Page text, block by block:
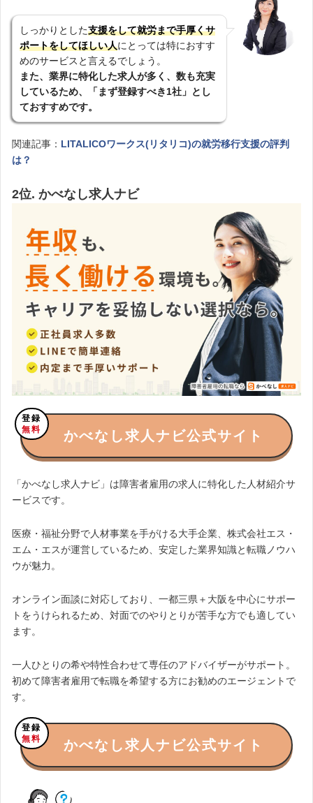
しっかりとした支援をして就労まで手厚くサ
ポートをしてほしい人にとっては特におすす
めのサービスと言えるでしょう。
また、業界に特化した求人が多く、数も充実
しているため、「まず登録すべき1社」とし
ておすすめです。
関連記事： LITALICOワークス(リタリコ)の就労移行支援の評判
は？
2位. かべなし求人ナビ
登録
無料
かべなし求人ナビ公式サイト
「かべなし求人ナビ」は障害者雇用の求人に特化した人材紹介サ
ービスです。
医療・福祉分野で人材事業を手がける大手企業、株式会社エス・
エム・エスが運営しているため、安定した業界知識と転職ノウハ
ウが魅力。
オンライン面談に対応しており、一都三県＋大阪を中心にサポー
トをうけられるため、対面でのやりとりが苦手な方でも適してい
ます。
一人ひとりの希や特性合わせて専任のアドバイザーがサポート。
初めて障害者雇用で転職を希望する方にお勧めのエージェントで
す。
登録
無料
かべなし求人ナビ公式サイト